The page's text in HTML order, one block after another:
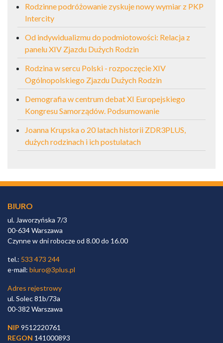
Rodzinne podróżowanie zyskuje nowy wymiar z PKP
Intercity
Od indywidualizmu do podmiotowości: Relacja z
panelu XIV Zjazdu Dużych Rodzin
Rodzina w sercu Polski - rozpoczęcie XIV
Ogólnopolskiego Zjazdu Dużych Rodzin
Demografia w centrum debat XI Europejskiego
Kongresu Samorządów. Podsumowanie
Joanna Krupska o 20 latach historii ZDR3PLUS,
dużych rodzinach i ich postulatach
BIURO
ul. Jaworzyńska 7/3
00-634 Warszawa
Czynne w dni robocze od 8.00 do 16.00
tel.: 533 473 244
e-mail: biuro@3plus.pl
Adres rejestrowy
ul. Solec 81b/73a
00-382 Warszawa
NIP 9512220761
REGON 141000893